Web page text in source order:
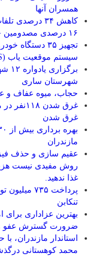
همسران آنها
کاهش ۳۴
۱۶ درصدی مصدومین حوادث ناشی از کار
تجهیز ۳۵
سیستم موقعیت یاب (GPS) در ساری
شهرستان ساری
حجاب، میوه عفاف
غرق شدن
غرق شدن
مازندران
عقیم سازی و حذف
روش مفیدی نیست
غذا ندهید.
پرداخت
تنکابن
بهترین عزاداری
ضرورت گسترش عفو و
استاندار مازندران،
محمد کوهستانی